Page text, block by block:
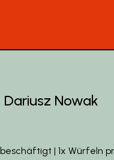
Dariusz Nowak
| 1x Würfeln